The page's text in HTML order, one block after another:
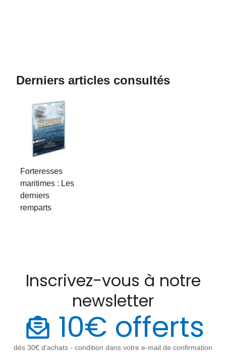
Derniers articles consultés
Forteresses
maritimes : Les
derniers
remparts
Inscrivez-vous à notre
newsletter
10€ offerts
dès 30€ d’achats - condition dans votre e-mail de confirmation